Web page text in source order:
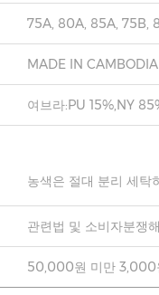
75A, 80A, 85A, 75B,
MADE IN CAMBODIA
여브라:PU 15%,NY
농색은 절대 분리 세탁
관련법 및 소비자분쟁
50,000원 미만 3,000